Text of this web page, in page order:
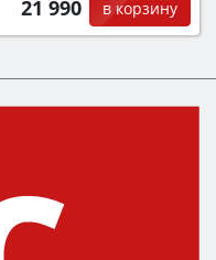
21 990 в корзину